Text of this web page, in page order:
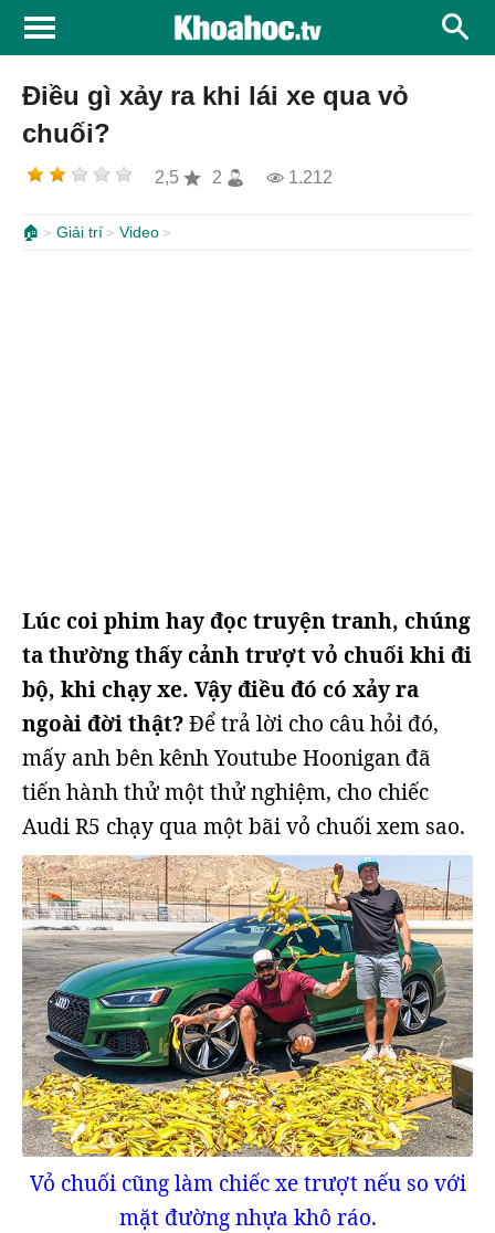
Điều gì xảy ra khi lái xe qua vỏ
chuối?
2,5 2 1.212
🏠 Giải trí Video
Lúc coi phim hay đọc truyện tranh, chúng
ta thường thấy cảnh trượt vỏ chuối khi đi
bộ, khi chạy xe. Vậy điều đó có xảy ra
ngoài đời thật?Để trả lời cho câu hỏi đó,
mấy anh bên kênh Youtube Hoonigan đã
tiến hành thử một thử nghiệm, cho chiếc
Audi R5 chạy qua một bãi vỏ chuối xem sao.
Vỏ chuối cũng làm chiếc xe trượt nếu so với
mặt đường nhựa khô ráo.